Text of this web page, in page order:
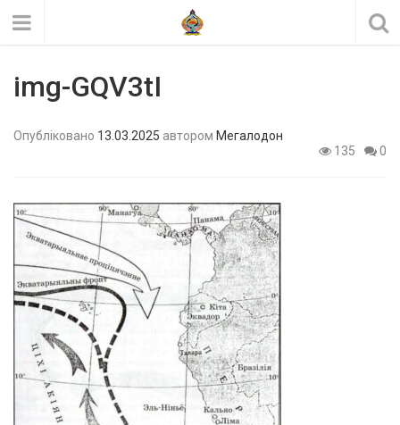
img-GQV3tI
Опубліковано 13.03.2025 автором Мегалодон
135
0